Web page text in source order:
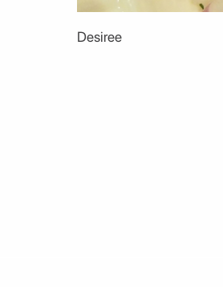
Desiree